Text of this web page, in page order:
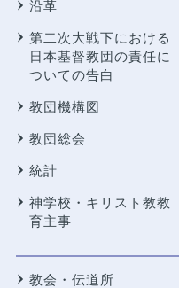
沿革
第二次大戦下における
日本基督教団の責任に
ついての告白
教団機構図
教団総会
統計
神学校・キリスト教教
育主事
教会・伝道所